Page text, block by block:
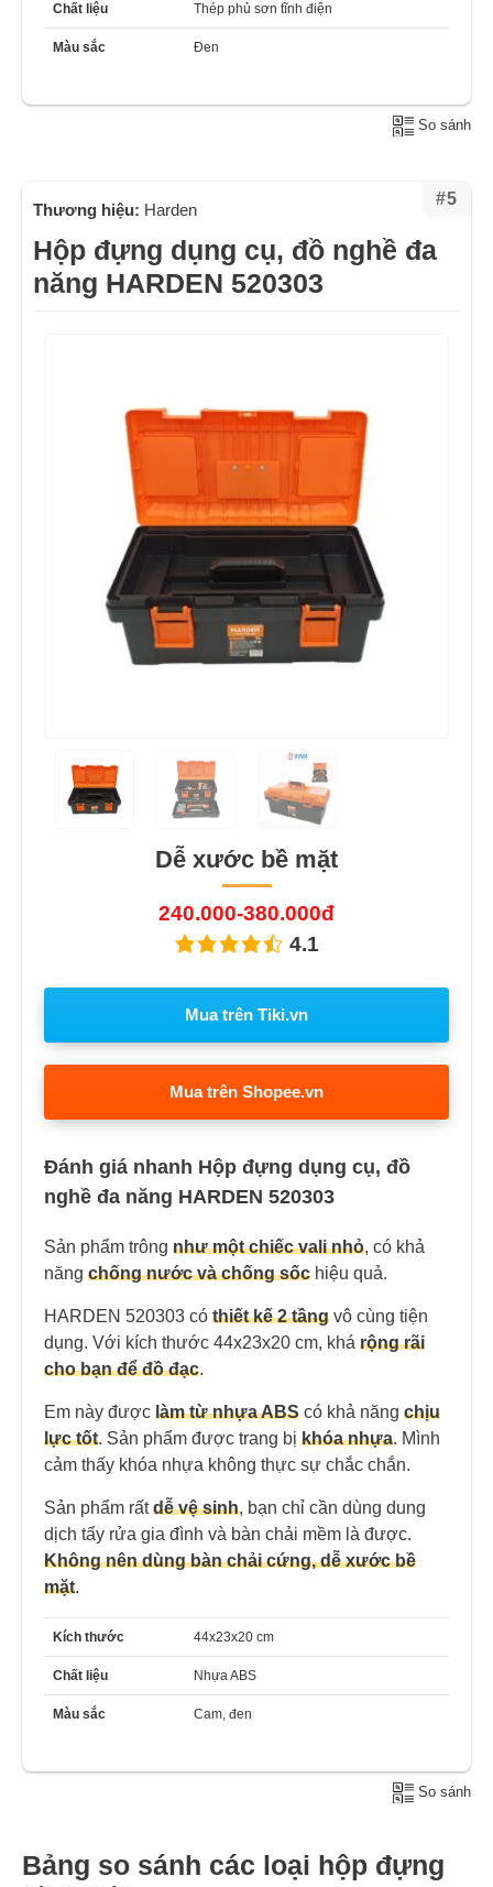
Chất liệu Thép phủ sơn tĩnh điện
Màu sắc Đen
So sánh
#5
Thương hiệu: Harden
Hộp đựng dụng cụ, đồ nghề đa
năng HARDEN 520303
Dễ xước bề mặt
240.000-380.000đ
4.1
Mua trên Tiki.vn
Mua trên Shopee.vn
Đánh giá nhanh Hộp đựng dụng cụ, đồ
nghề đa năng HARDEN 520303
Sản phẩm trông như một chiếc vali nhỏ, có khả
năng chống nước và chống sốc hiệu quả.
HARDEN 520303 có thiết kế 2 tầng vô cùng tiện
dụng. Với kích thước 44x23x20 cm, khá rộng rãi
cho bạn để đồ đạc.
Em này được làm từ nhựa ABS có khả năng chịu
lực tốt. Sản phẩm được trang bị khóa nhựa. Mình
cảm thấy khóa nhựa không thực sự chắc chắn.
Sản phẩm rấtdễ vệ sinh, bạn chỉ cần dùng dung
dịch tẩy rửa gia đình và bàn chải mềm là được.
Không nên dùng bàn chải cứng, dễ xước bề
mặt.
Kích thước 44x23x20 cm
Chất liệu Nhựa ABS
Màu sắc Cam, đen
So sánh
Bảng so sánh các loại hộp đựng